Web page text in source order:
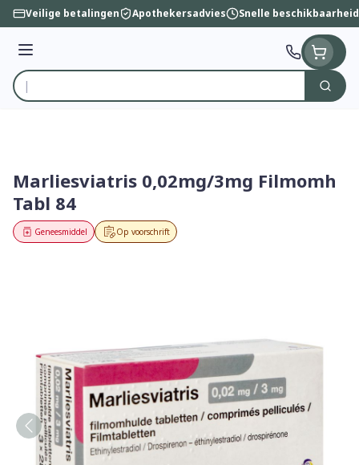
Ga naar de inhoud
Veilige betalingen Apothekersadvies Snelle beschikbaarheid
Menu
Product, merk, categorie...
Zoek
Marliesviatris 0,02mg/3mg Filmomh
Tabl 84
Op voorschrift
Geneesmiddel